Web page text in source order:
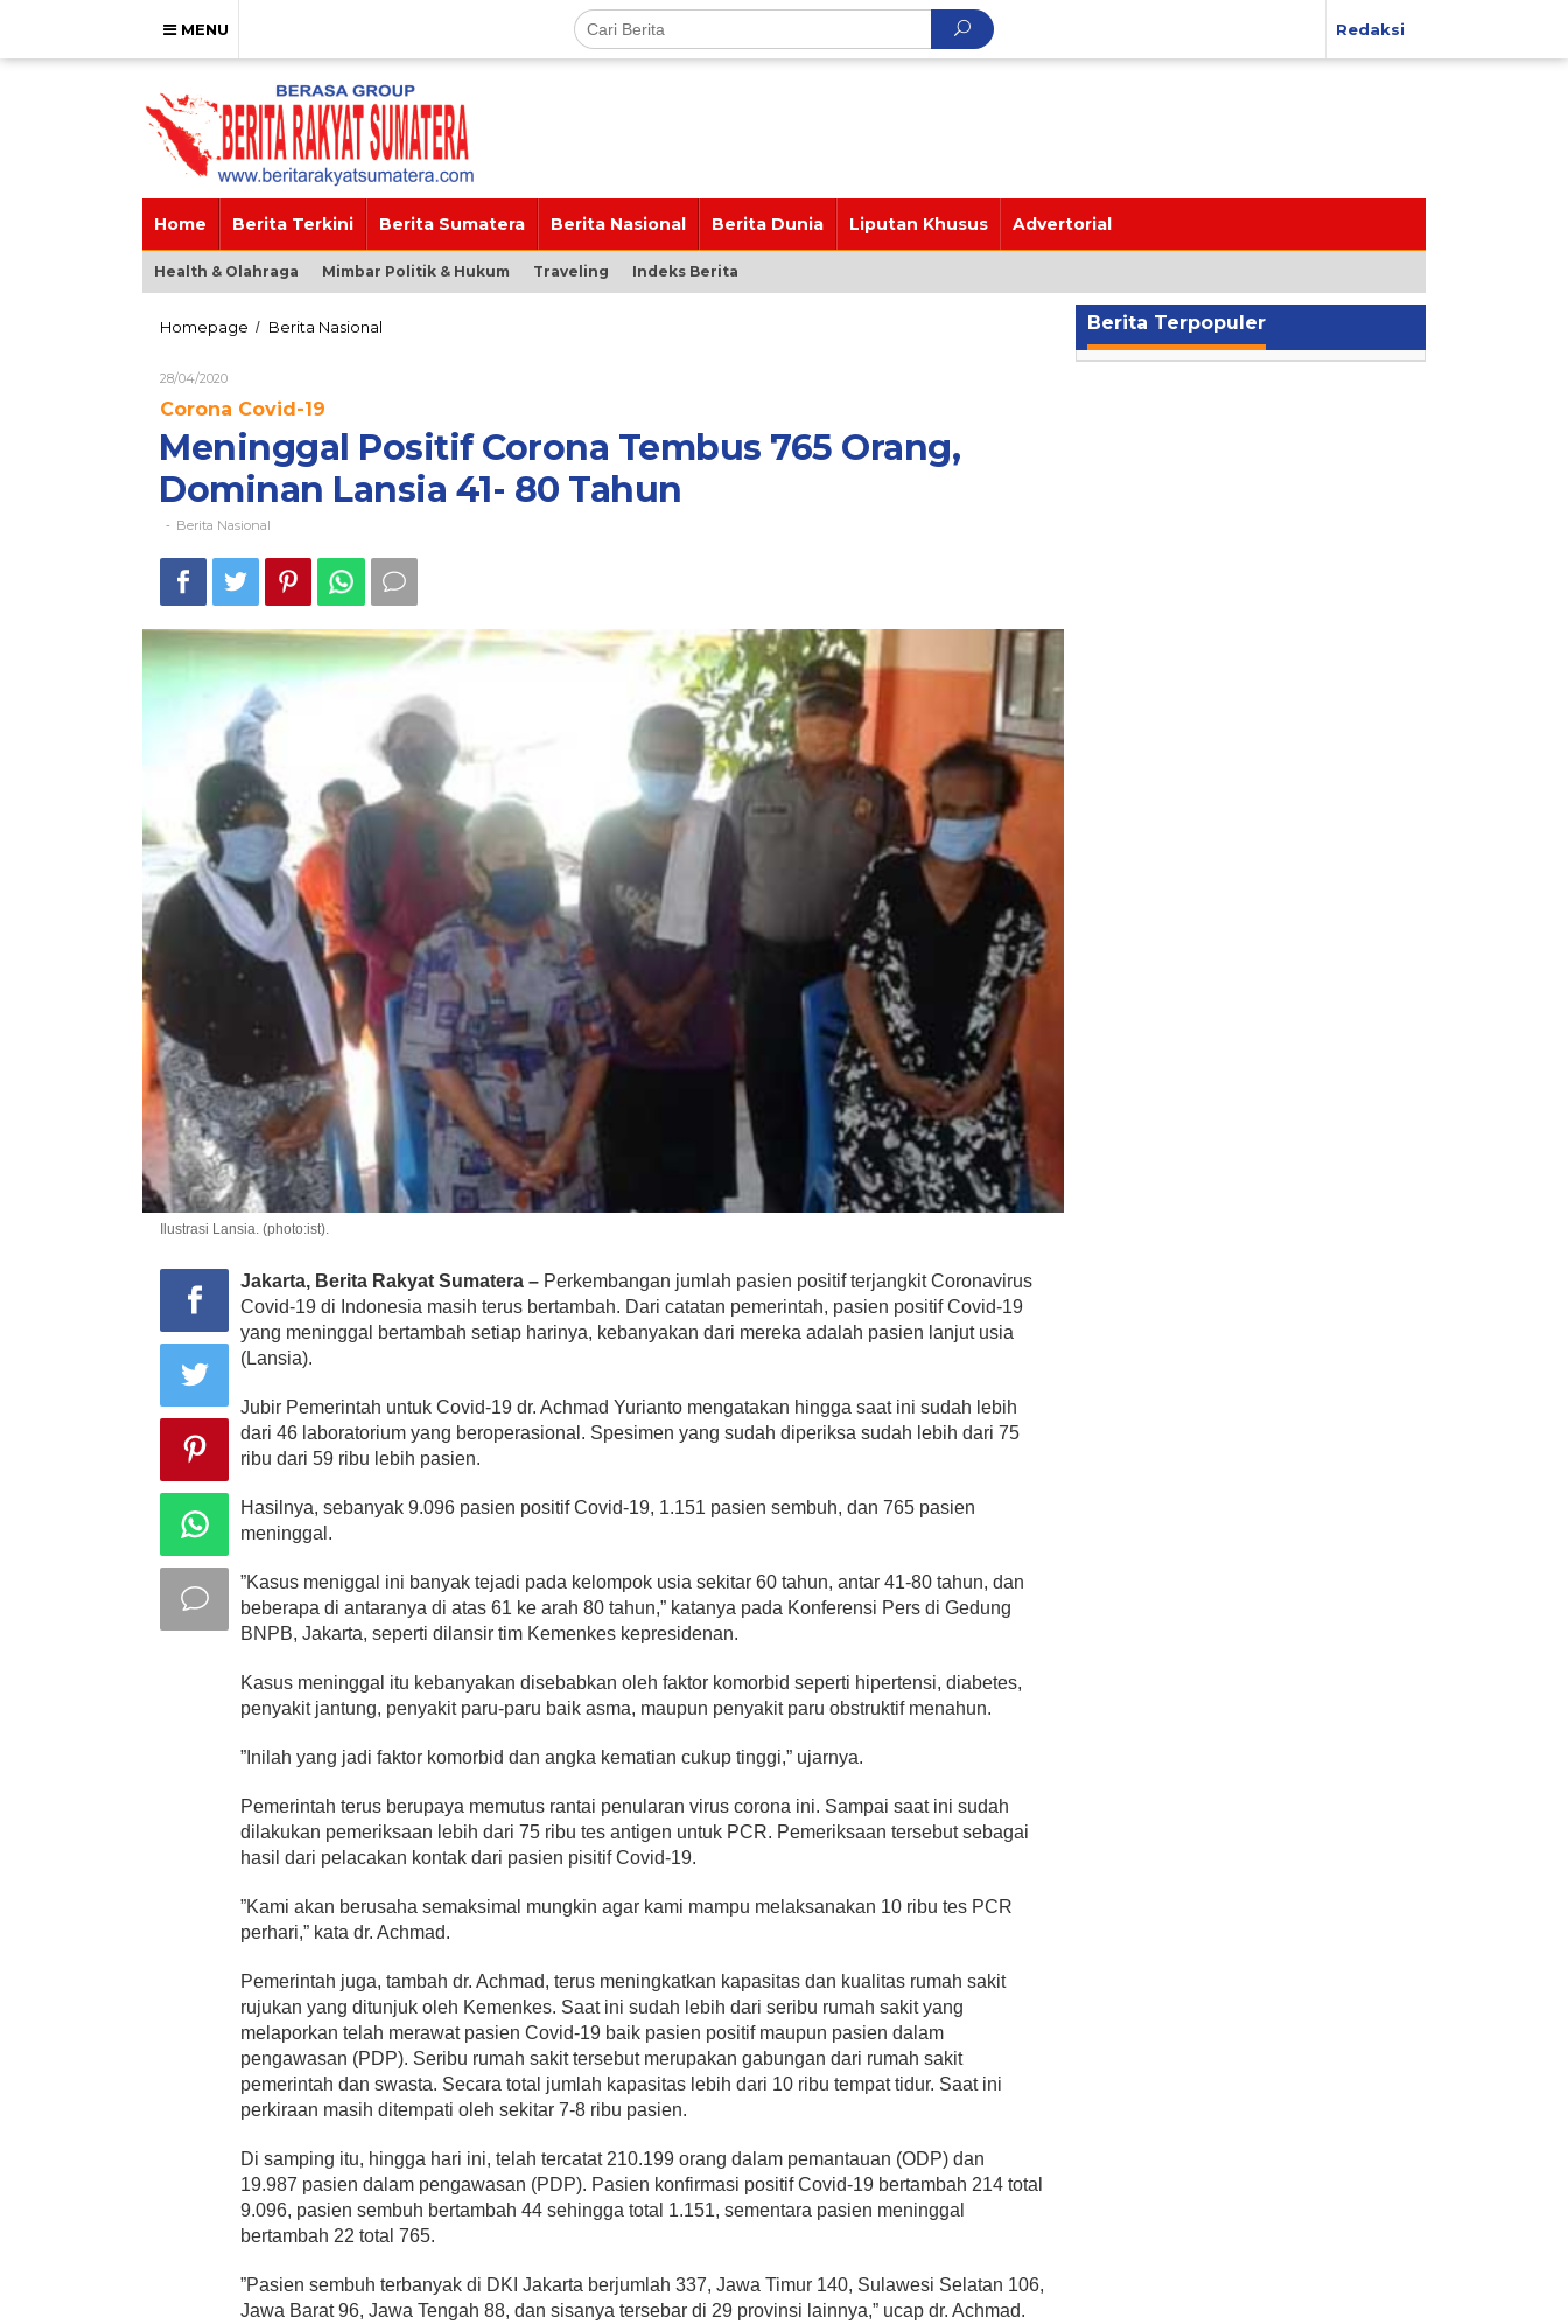
MENU Redaksi
Home Berita Terkini Berita Sumatera Berita Nasional Berita Dunia Liputan Khusus Advertorial
Health & Olahraga Mimbar Politik & Hukum Traveling Indeks Berita
Homepage / Berita Nasional
Orang,
Dominan
Lansia
41-
28/04/2020Oleh
Corona Covid-19
Meninggal Positif Corona Tembus 765 Orang,
Dominan Lansia 41- 80 Tahun
- Berita Nasional
Ilustrasi Lansia. (photo:ist).
Jakarta, Berita Rakyat Sumatera – Perkembangan jumlah pasien positif terjangkit Coronavirus
Covid-19 di Indonesia masih terus bertambah. Dari catatan pemerintah, pasien positif Covid-19
yang meninggal bertambah setiap harinya, kebanyakan dari mereka adalah pasien lanjut usia
(Lansia).
Jubir Pemerintah untuk Covid-19 dr. Achmad Yurianto mengatakan hingga saat ini sudah lebih
dari 46 laboratorium yang beroperasional. Spesimen yang sudah diperiksa sudah lebih dari 75
ribu dari 59 ribu lebih pasien.
Hasilnya, sebanyak 9.096 pasien positif Covid-19, 1.151 pasien sembuh, dan 765 pasien
meninggal.
”Kasus meniggal ini banyak tejadi pada kelompok usia sekitar 60 tahun, antar 41-80 tahun, dan
beberapa di antaranya di atas 61 ke arah 80 tahun,” katanya pada Konferensi Pers di Gedung
BNPB, Jakarta, seperti dilansir tim Kemenkes kepresidenan.
Kasus meninggal itu kebanyakan disebabkan oleh faktor komorbid seperti hipertensi, diabetes,
penyakit jantung, penyakit paru-paru baik asma, maupun penyakit paru obstruktif menahun.
”Inilah yang jadi faktor komorbid dan angka kematian cukup tinggi,” ujarnya.
Pemerintah terus berupaya memutus rantai penularan virus corona ini. Sampai saat ini sudah
dilakukan pemeriksaan lebih dari 75 ribu tes antigen untuk PCR. Pemeriksaan tersebut sebagai
hasil dari pelacakan kontak dari pasien pisitif Covid-19.
”Kami akan berusaha semaksimal mungkin agar kami mampu melaksanakan 10 ribu tes PCR
perhari,” kata dr. Achmad.
Pemerintah juga, tambah dr. Achmad, terus meningkatkan kapasitas dan kualitas rumah sakit
rujukan yang ditunjuk oleh Kemenkes. Saat ini sudah lebih dari seribu rumah sakit yang
melaporkan telah merawat pasien Covid-19 baik pasien positif maupun pasien dalam
pengawasan (PDP). Seribu rumah sakit tersebut merupakan gabungan dari rumah sakit
pemerintah dan swasta. Secara total jumlah kapasitas lebih dari 10 ribu tempat tidur. Saat ini
perkiraan masih ditempati oleh sekitar 7-8 ribu pasien.
Di samping itu, hingga hari ini, telah tercatat 210.199 orang dalam pemantauan (ODP) dan
19.987 pasien dalam pengawasan (PDP). Pasien konfirmasi positif Covid-19 bertambah 214 total
9.096, pasien sembuh bertambah 44 sehingga total 1.151, sementara pasien meninggal
bertambah 22 total 765.
”Pasien sembuh terbanyak di DKI Jakarta berjumlah 337, Jawa Timur 140, Sulawesi Selatan 106,
Jawa Barat 96, Jawa Tengah 88, dan sisanya tersebar di 29 provinsi lainnya,” ucap dr. Achmad.
Berita Terpopuler